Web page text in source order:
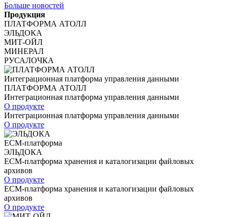
Больше новостей
Продукция
ПЛАТФОРМА АТОЛЛ
ЭЛЬДОКА
МИТ-ОЙЛ
МИНЕРАЛ
РУСАЛОЧКА
Интеграционная платформа управления данными
ПЛАТФОРМА АТОЛЛ
Интеграционная платформа управления данными
О продукте
Интеграционная платформа управления данными
О продукте
ECM-платформа
ЭЛЬДОКА
ECM-платформа хранения и каталогизации файловых
архивов
О продукте
ECM-платформа хранения и каталогизации файловых
архивов
О продукте